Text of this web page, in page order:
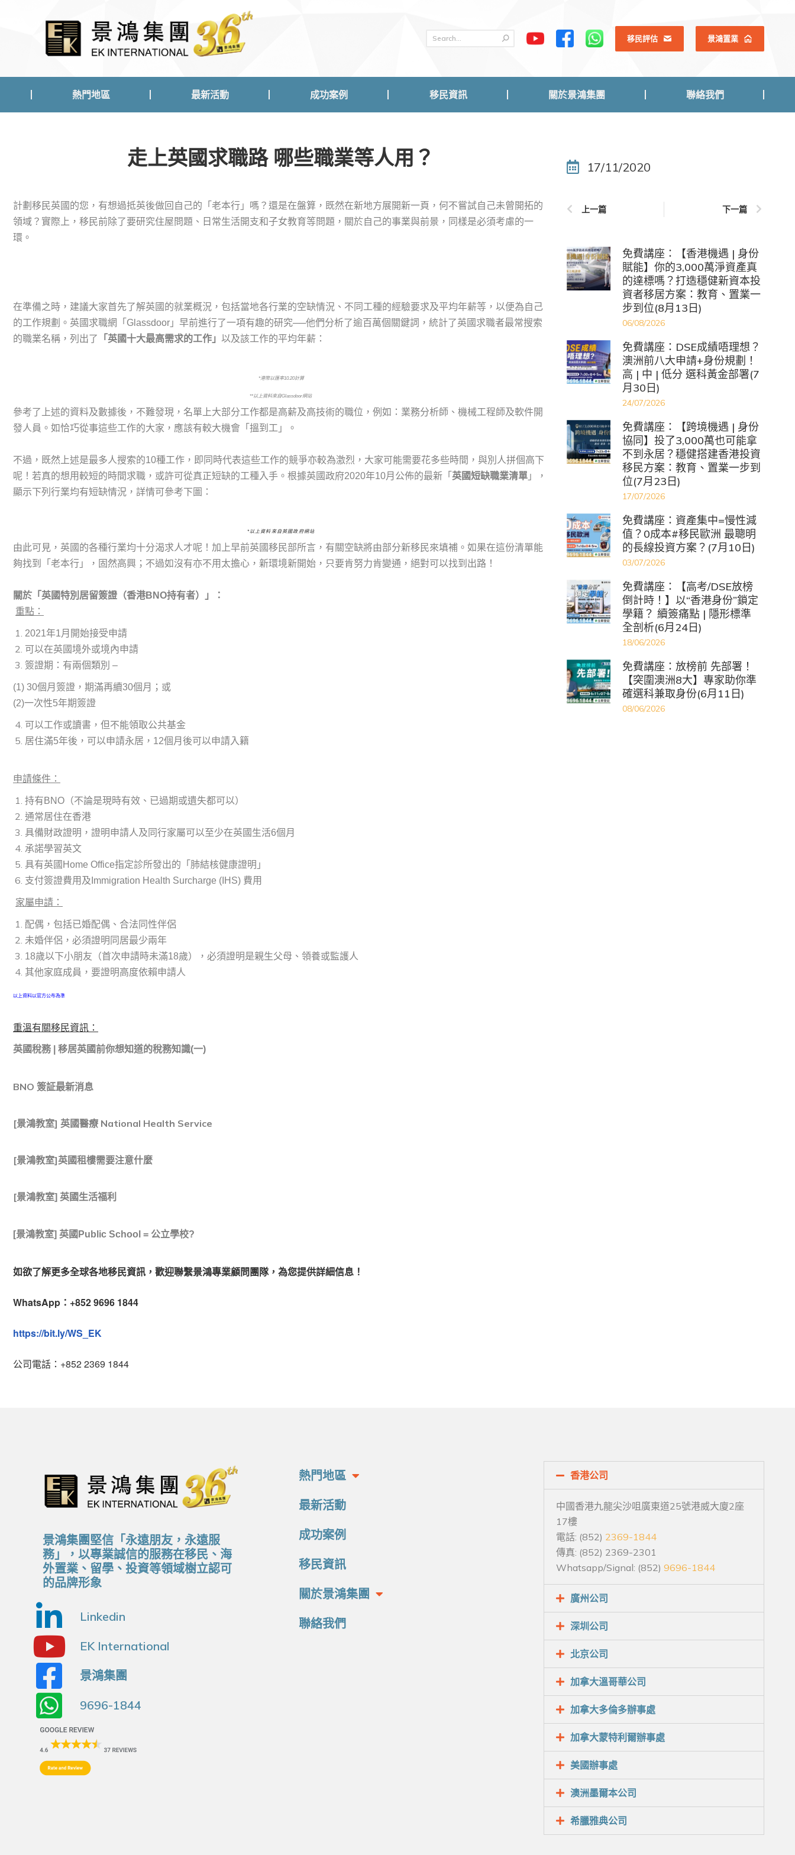
移民評估 景鴻置業
熱門地區 最新活動 成功案例 移民資訊 關於景鴻集團 聯絡我們
走上英國求職路 哪些職業等人用？
計劃移民英國的您，有想過抵英後做回自己的「老本行」嗎？還是在盤算，既然在新地方展開新一頁，何不嘗試自己未曾開拓的
領域？實際上，移民前除了要研究住屋問題、日常生活開支和子女教育等問題，關於自己的事業與前景，同樣是必須考慮的一
環。
在準備之時，建議大家首先了解英國的就業概況，包括當地各行業的空缺情況、不同工種的經驗要求及平均年薪等，以便為自己
的工作規劃。英國求職網「Glassdoor」早前進行了一項有趣的研究──他們分析了逾百萬個關鍵詞，統計了英國求職者最常搜索
的職業名稱，列出了
「英國十大最高需求的工作」 以及該工作的平均年薪：
*港幣以匯率10.20計算
**以上資料來自Glassdoor網站
參考了上述的資料及數據後，不難發現，名單上大部分工作都是高薪及高技術的職位，例如：業務分析師、機械工程師及軟件開
發人員。如恰巧從事這些工作的大家，應該有較大機會「搵到工」。
不過，既然上述是最多人搜索的10種工作，即同時代表這些工作的競爭亦較為激烈，大家可能需要花多些時間，與別人拼個高下
呢！若真的想用較短的時間求職，或許可從真正短缺的工種入手。根據英國政府2020年10月公佈的最新「 英國短缺職業清單 」，
顯示下列行業均有短缺情況，詳情可參考下圖：
*以上 資料來自英國政府網站
由此可見，英國的各種行業均十分渴求人才呢！加上早前英國移民部所言，有關空缺將由部分新移民來填補。如果在這份清單能
夠找到「老本行」，固然高興；不過如沒有亦不用太擔心，新環境新開始，只要肯努力肯變通，絕對可以找到出路！
關於「英國特別居留簽證（香港BNO持有者）」：
重點：
2021年1月開始接受申請
可以在英國境外或境內申請
簽證期：有兩個類別 –
(1) 30個月簽證，期滿再續30個月；或
(2)一次性5年期簽證
可以工作或讀書，但不能領取公共基金
居住滿5年後，可以申請永居，12個月後可以申請入籍
申請條件：
持有BNO（不論是現時有效、已過期或遺失都可以）
通常居住在香港
具備財政證明，證明申請人及同行家屬可以至少在英國生活6個月
承諾學習英文
具有英國Home Office指定診所發出的「肺結核健康證明」
支付簽證費用及Immigration Health Surcharge (IHS) 費用
家屬申請：
配偶，包括已婚配偶、合法同性伴侶
未婚伴侶，必須證明同居最少兩年
18歲以下小朋友（首次申請時未滿18歲），必須證明是親生父母、領養或監護人
其他家庭成員，要證明高度依賴申請人
以上資料以官方公布為準
重溫有關移民資訊：
英國稅務 | 移居英國前你想知道的稅務知識(一)
BNO 簽証最新消息
[景鴻教室] 英國醫療 National Health Service
[景鴻教室]英國租樓需要注意什麼
[景鴻教室] 英國生活福利
[景鴻教室] 英國Public School = 公立學校?
如欲了解更多全球各地移民資訊，歡迎聯繫景鴻專業顧問團隊，為您提供詳細信息！
WhatsApp：+852 9696 1844
https://bit.ly/WS_EK
公司電話：+852 2369 1844
17/11/2020
上一篇 下一篇
免費講座：【香港機遇 | 身份
賦能】你的3,000萬淨資產真
的達標嗎？打造穩健新資本投
資者移居方案：教育、置業一
步到位(8月13日)
06/08/2026
免費講座：DSE成績唔理想？
澳洲前八大申請+身份規劃！
高 | 中 | 低分 選科黃金部署(7
月30日)
24/07/2026
免費講座：【跨境機遇 | 身份
協同】投了3,000萬也可能拿
不到永居？穩健搭建香港投資
移民方案：教育、置業一步到
位(7月23日)
17/07/2026
免費講座：資產集中=慢性減
值？0成本#移民歐洲 最聰明
的長線投資方案？(7月10日)
03/07/2026
免費講座：【高考/DSE放榜
倒計時！】以“香港身份”鎖定
學籍？ 續簽痛點 | 隱形標準
全剖析(6月24日)
18/06/2026
免費講座：放榜前 先部署！
【突圍澳洲8大】專家助你準
確選科兼取身份(6月11日)
08/06/2026
景鴻集團堅信「永遠朋友，永遠服
務」，以專業誠信的服務在移民、海
外置業、留學、投資等領域樹立認可
的品牌形象
Linkedin
EK International
景鴻集團
9696-1844
熱門地區
最新活動
成功案例
移民資訊
關於景鴻集團
聯絡我們
香港公司
中國香港九龍尖沙咀廣東道25號港威大廈2座
17樓
電話: (852) 2369-1844
傳真: (852) 2369-2301
Whatsapp/Signal: (852) 9696-1844
廣州公司
深圳公司
北京公司
加拿大溫哥華公司
加拿大多倫多辦事處
加拿大蒙特利爾辦事處
美國辦事處
澳洲墨爾本公司
希臘雅典公司
熱門地區 最新活動